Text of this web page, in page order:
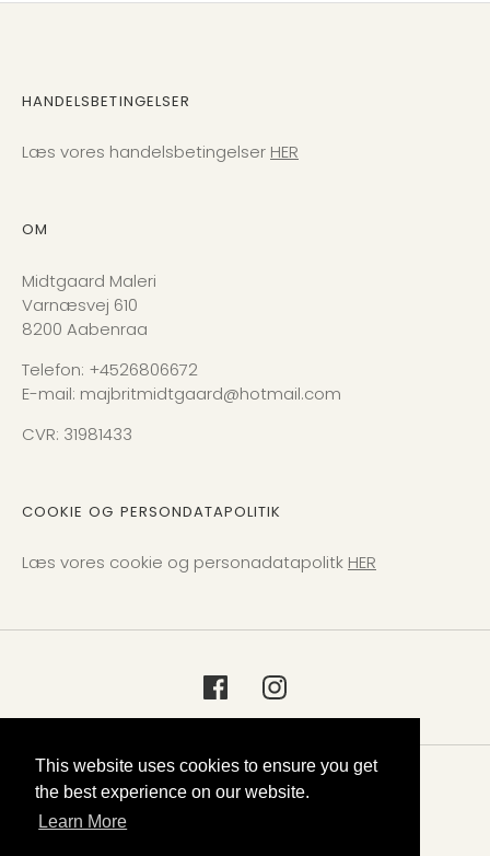
This website uses cookies to ensure you get
the best experience on our website.
Learn More
HANDELSBETINGELSER
Læs vores handelsbetingelser HER
OM
Midtgaard Maleri
Varnæsvej 610
8200 Aabenraa
Telefon: +4526806672
E-mail: majbritmidtgaard@hotmail.com
CVR: 31981433
COOKIE OG PERSONDATAPOLITIK
Læs vores cookie og personadatapolitk HER
© 2026 Midtgaard Maleri